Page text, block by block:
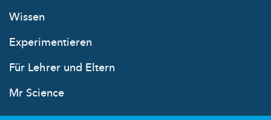
Wissen
Experimentieren
Für Lehrer und Eltern
Mr Science